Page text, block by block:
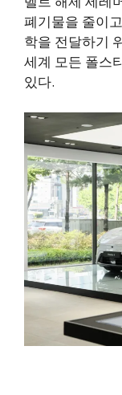
폐기물을 줄이
학을 전달하기
세계 모든 폴스
있다.